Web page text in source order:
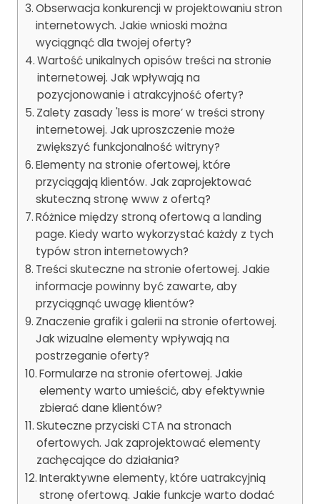
Obserwacja konkurencji w projektowaniu stron
internetowych. Jakie wnioski można
wyciągnąć dla twojej oferty?
Wartość unikalnych opisów treści na stronie
internetowej. Jak wpływają na
pozycjonowanie i atrakcyjność oferty?
Zalety zasady 'less is more’ w treści strony
internetowej. Jak uproszczenie może
zwiększyć funkcjonalność witryny?
Elementy na stronie ofertowej, które
przyciągają klientów. Jak zaprojektować
skuteczną stronę www z ofertą?
Różnice między stroną ofertową a landing
page. Kiedy warto wykorzystać każdy z tych
typów stron internetowych?
Treści skuteczne na stronie ofertowej. Jakie
informacje powinny być zawarte, aby
przyciągnąć uwagę klientów?
Znaczenie grafik i galerii na stronie ofertowej.
Jak wizualne elementy wpływają na
postrzeganie oferty?
Formularze na stronie ofertowej. Jakie
elementy warto umieścić, aby efektywnie
zbierać dane klientów?
Skuteczne przyciski CTA na stronach
ofertowych. Jak zaprojektować elementy
zachęcające do działania?
Interaktywne elementy, które uatrakcyjnią
stronę ofertową. Jakie funkcje warto dodać